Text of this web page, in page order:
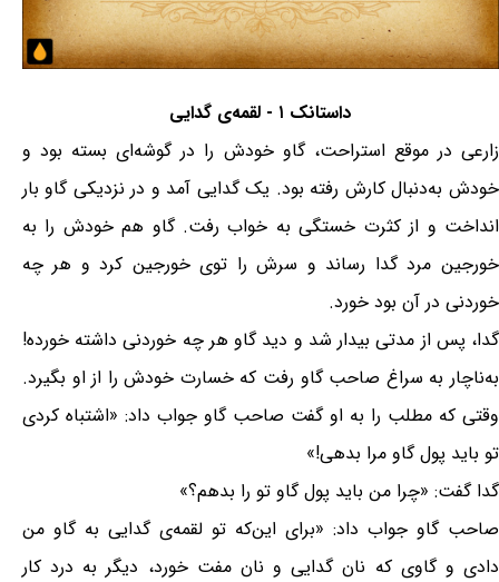
داستانک ۱ - لقمه‌ی گدایی
زارعی در موقع استراحت، گاو خودش را در گوشه‌ای بسته بود و
خودش به‌دنبال کارش رفته بود. یک گدایی آمد و در نزدیکی گاو بار
انداخت و از کثرت خستگی به خواب رفت. گاو هم خودش را به
خورجین مرد گدا رساند و سرش را توی خورجین کرد و هر چه
خوردنی در آن بود خورد.
گدا، پس از مدتی بیدار شد و دید گاو هر چه خوردنی داشته خورده!
به‌ناچار به سراغ صاحب گاو رفت که خسارت خودش را از او بگیرد.
وقتی که مطلب را به او گفت صاحب گاو جواب داد: «اشتباه کردی
تو باید پول گاو مرا بدهی!»
گدا گفت: «چرا من باید پول گاو تو را بدهم؟»
صاحب گاو جواب داد: «برای این‌که تو لقمه‌ی گدایی به گاو من
دادی و گاوی که نان گدایی و نان مفت خورد، دیگر به درد کار